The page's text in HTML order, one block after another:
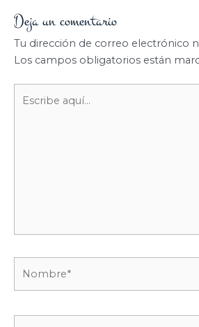
Deja un comentario
Tu dirección de correo electrónico
Los campos obligatorios están
aquí...